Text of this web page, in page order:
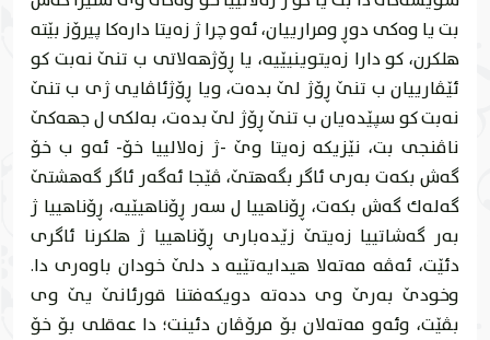
بت يا وه‌كى دوڕ ومرارییان، ئه‌و چرا ژ زه‌يتا داره‌كا پيرۆز بێته‌
هلكرن، كو دارا زه‌يتوينیێیه‌، يا ڕۆژهه‌لاتى ب تنێ نه‌بت كو
ئێڤارییان ب تنێ ڕۆژ لێ بده‌ت، ويا ڕۆژئاڤايى ژى ب تنێ
نه‌بت كو سپێده‌يان ب تنێ ڕۆژ لێ بده‌ت، به‌لكى ل جهه‌كێ
ناڤنجى بت، نێزيكه‌ زه‌يتا وێ -ژ زه‌لالییا خۆ- ئه‌و ب خۆ
گه‌ش بكه‌ت به‌رى ئاگر بگه‌هتێ، ڤێجا ئه‌گه‌ر ئاگر گه‌هشتێ
گه‌له‌ك گه‌ش بكه‌ت، ڕۆناهییا ل سه‌ر ڕۆناهیێیه‌، ڕۆناهییا ژ
به‌ر گه‌شاتییا زه‌يتێ زێده‌بارى ڕۆناهییا ژ هلكرنا ئاگرى
دئێت، ئه‌ڤه‌ مه‌ته‌لا هيدايه‌تێيه‌ د دلێ خودان باوه‌رى دا.
وخودێ به‌رێ وى دده‌ته‌ دويكه‌فتنا قورئانێ يێ وى
بڤێت، وئه‌و مه‌ته‌لان بۆ مرۆڤان دئينت؛ دا عه‌قلی بۆ خۆ